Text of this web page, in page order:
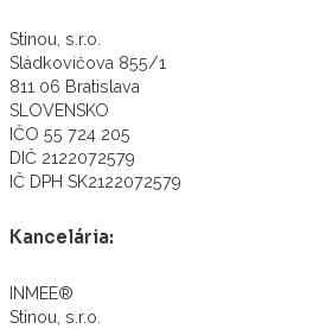
Stinou, s.r.o.
Sládkovičova 855/1
811 06 Bratislava
SLOVENSKO
IČO 55 724 205
DIČ 2122072579
IČ DPH SK2122072579
Kancelária:
INMEE®
Stinou, s.r.o.